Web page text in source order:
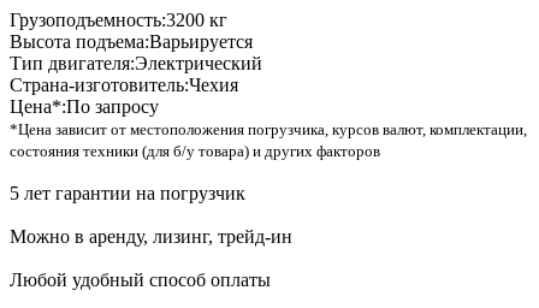
Грузоподъемность:3200 кг
Высота подъема:Варьируется
Тип двигателя:Электрический
Страна-изготовитель:Чехия
Цена*:По запросу
*Цена зависит от местоположения погрузчика, курсов валют, комплектации,
состояния техники (для б/у товара) и других факторов
5 лет гарантии на погрузчик
Можно в аренду, лизинг, трейд-ин
Любой удобный способ оплаты